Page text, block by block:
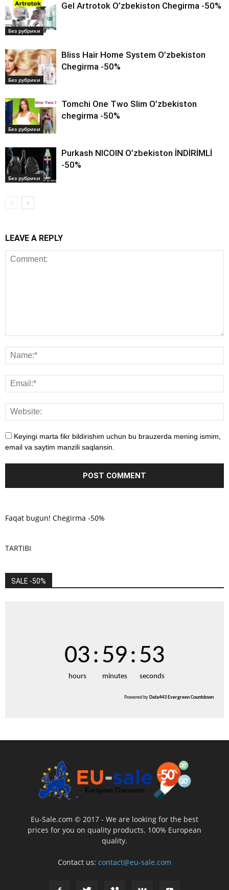
Без рубрики
Gel Artrotok O’zbekiston Chegirma -50%
Без рубрики
Bliss Hair Home System O’zbekiston
Chegirma -50%
Без рубрики
Tomchi One Two Slim O’zbekiston
chegirma -50%
Без рубрики
Purkash NICOIN O’zbekiston İNDİRİMLİ
-50%
LEAVE A REPLY
Keyingi marta fikr bildirishim uchun bu brauzerda mening ismim,
email va saytim manzili saqlansin.
Faqat bugun! Chegirma -50%
TARTIBI
SALE -50%
03
hours
:59
minutes
:53
seconds
Powered byData443 Evergreen Countdown
Eu-Sale.com © 2017 - We are looking for the best
prices for you on quality products. 100% European
quality.
Contact us: contact@eu-sale.com